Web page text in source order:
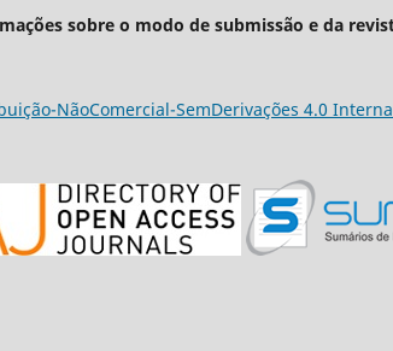
sobre o modo de submissão e da
NãoComercial-SemDerivações 4.0